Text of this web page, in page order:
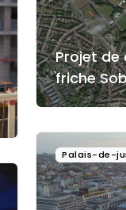
Projet de
friche
Palais-de-